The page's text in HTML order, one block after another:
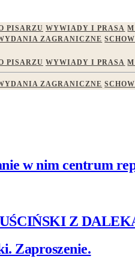
PISARZU WYWIADY I PRASA
ZAGRANICZNE
PISARZU WYWIADY I PRASA
ZAGRANICZNE
w nim centrum
Z
Zaproszenie.